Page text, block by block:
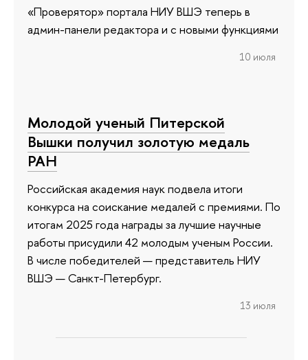
«Проверятор» портала НИУ ВШЭ теперь в
админ-панели редактора и с новыми функциями
10 июля
Молодой ученый Питерской
Вышки получил золотую медаль
РАН
Российская академия наук подвела итоги
конкурса на соискание медалей с премиями. По
итогам 2025 года награды за лучшие научные
работы присудили 42 молодым ученым России.
В числе победителей — представитель НИУ
ВШЭ — Санкт-Петербург.
13 июля